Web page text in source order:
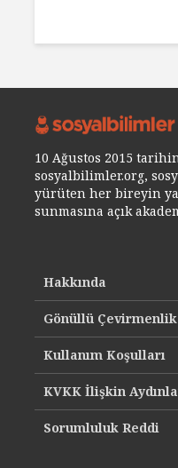
10 Ağustos 2015
sosyalbilimler.org,
yürüten her bireyin
sunmasına açık
Hakkında
Gönüllü
Kullanım Koşulları
KVKK İlişkin
Sorumluluk Reddi